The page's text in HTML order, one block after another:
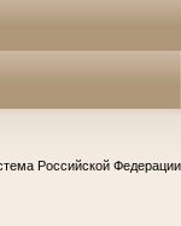
Российской